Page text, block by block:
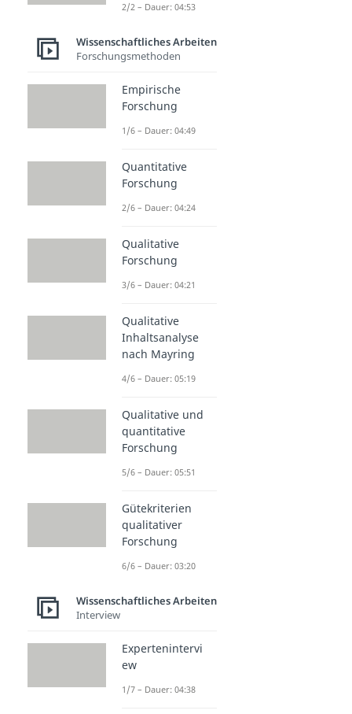
2/2 – Dauer: 04:53
Wissenschaftliches Arbeiten
Forschungsmethoden
Empirische
Forschung
1/6 – Dauer: 04:49
Quantitative
Forschung
2/6 – Dauer: 04:24
Qualitative
Forschung
3/6 – Dauer: 04:21
Qualitative
Inhaltsanalyse
nach Mayring
4/6 – Dauer: 05:19
Qualitative und
quantitative
Forschung
5/6 – Dauer: 05:51
Gütekriterien
qualitativer
Forschung
6/6 – Dauer: 03:20
Wissenschaftliches Arbeiten
Interview
Expertenintervi
ew
1/7 – Dauer: 04:38